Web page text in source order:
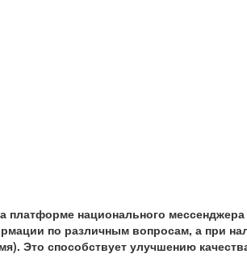
платформе национального
по различным вопросам, а при
Это способствует улучшению